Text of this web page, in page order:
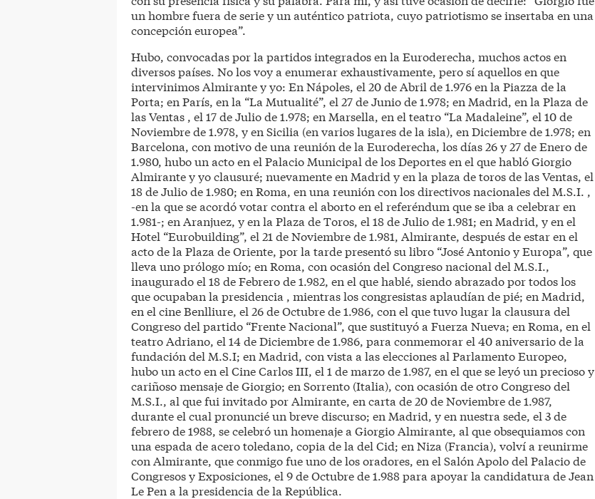
un hombre fuera de serie y un auténtico patriota, cuyo patriotismo se insertaba en una
concepción europea”.
Hubo, convocadas por la partidos integrados en la Euroderecha, muchos actos en
diversos países. No los voy a enumerar exhaustivamente, pero sí aquellos en que
intervinimos Almirante y yo: En Nápoles, el 20 de Abril de 1.976 en la Piazza de la
Porta; en París, en la “La Mutualité”, el 27 de Junio de 1.978; en Madrid, en la Plaza de
las Ventas , el 17 de Julio de 1.978; en Marsella, en el teatro “La Madaleine”, el 10 de
Noviembre de 1.978, y en Sicilia (en varios lugares de la isla), en Diciembre de 1.978; en
Barcelona, con motivo de una reunión de la Euroderecha, los días 26 y 27 de Enero de
1.980, hubo un acto en el Palacio Municipal de los Deportes en el que habló Giorgio
Almirante y yo clausuré; nuevamente en Madrid y en la plaza de toros de las Ventas, el
18 de Julio de 1.980; en Roma, en una reunión con los directivos nacionales del M.S.I. ,
-en la que se acordó votar contra el aborto en el referéndum que se iba a celebrar en
1.981-; en Aranjuez, y en la Plaza de Toros, el 18 de Julio de 1.981; en Madrid, y en el
Hotel “Eurobuilding”, el 21 de Noviembre de 1.981, Almirante, después de estar en el
acto de la Plaza de Oriente, por la tarde presentó su libro “José Antonio y Europa”, que
lleva uno prólogo mío; en Roma, con ocasión del Congreso nacional del M.S.I.,
inaugurado el 18 de Febrero de 1.982, en el que hablé, siendo abrazado por todos los
que ocupaban la presidencia , mientras los congresistas aplaudían de pié; en Madrid,
en el cine Benlliure, el 26 de Octubre de 1.986, con el que tuvo lugar la clausura del
Congreso del partido “Frente Nacional”, que sustituyó a Fuerza Nueva; en Roma, en el
teatro Adriano, el 14 de Diciembre de 1.986, para conmemorar el 40 aniversario de la
fundación del M.S.I; en Madrid, con vista a las elecciones al Parlamento Europeo,
hubo un acto en el Cine Carlos III, el 1 de marzo de 1.987, en el que se leyó un precioso y
cariñoso mensaje de Giorgio; en Sorrento (Italia), con ocasión de otro Congreso del
M.S.I., al que fui invitado por Almirante, en carta de 20 de Noviembre de 1.987,
durante el cual pronuncié un breve discurso; en Madrid, y en nuestra sede, el 3 de
febrero de 1988, se celebró un homenaje a Giorgio Almirante, al que obsequiamos con
una espada de acero toledano, copia de la del Cid; en Niza (Francia), volví a reunirme
con Almirante, que conmigo fue uno de los oradores, en el Salón Apolo del Palacio de
Congresos y Exposiciones, el 9 de Octubre de 1.988 para apoyar la candidatura de Jean
Le Pen a la presidencia de la República.